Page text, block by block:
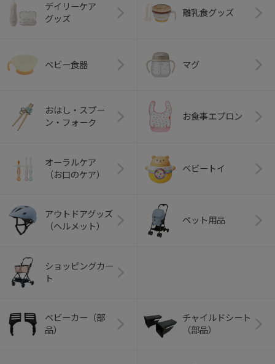
デイリーケア
グッズ
離乳食グッズ
ベビー食器 マグ
おはし・スプー
ン・フォーク
お食事エプロン
オーラルケア
（お口のケア）
ベビートイ
アウトドアグッズ
（ヘルメット）
ペット用品
ショッピングカー
ト
ベビーカー（部
品）
チャイルドシート
（部品）